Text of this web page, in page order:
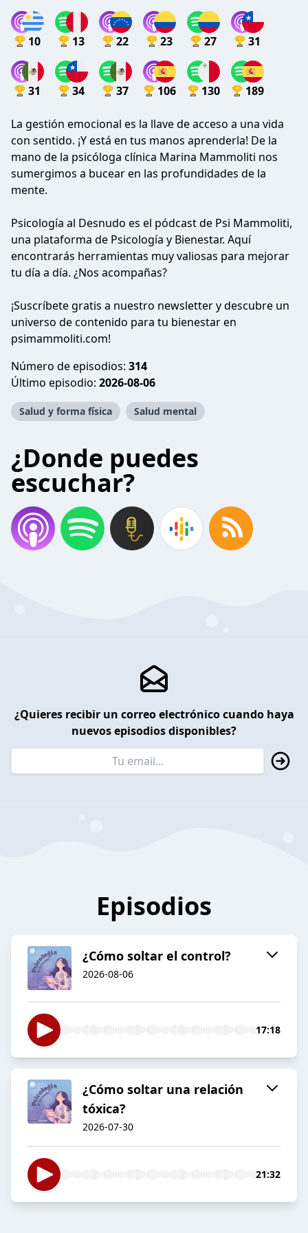
10 13 22 23 27 31
31 34 37 106 130 189
La gestión emocional es la llave de acceso a una vida
con sentido. ¡Y está en tus manos aprenderla! De la
mano de la psicóloga clínica Marina Mammoliti nos
sumergimos a bucear en las profundidades de la
mente.
Psicología al Desnudo es el pódcast de Psi Mammoliti,
una plataforma de Psicología y Bienestar. Aquí
encontrarás herramientas muy valiosas para mejorar
tu día a día. ¿Nos acompañas?
¡Suscríbete gratis a nuestro newsletter y descubre un
universo de contenido para tu bienestar en
psimammoliti.com!
Número de episodios: 314
Último episodio: 2026-08-06
Salud y forma física Salud mental
¿Donde puedes
escuchar?
¿Quieres recibir un correo electrónico cuando haya
nuevos episodios disponibles?
Episodios
¿Cómo soltar el control?
2026-08-06
17:18
¿Cómo soltar una relación
tóxica?
2026-07-30
21:32